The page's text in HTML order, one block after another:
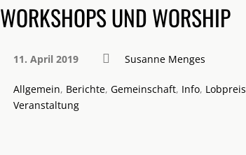
WORKSHOPS UND WORSHIP
11. April 2019 Susanne Menges
Allgemein, Berichte, Gemeinschaft, Info, Lobpreis
Veranstaltung